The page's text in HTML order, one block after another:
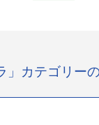
」カテゴリー